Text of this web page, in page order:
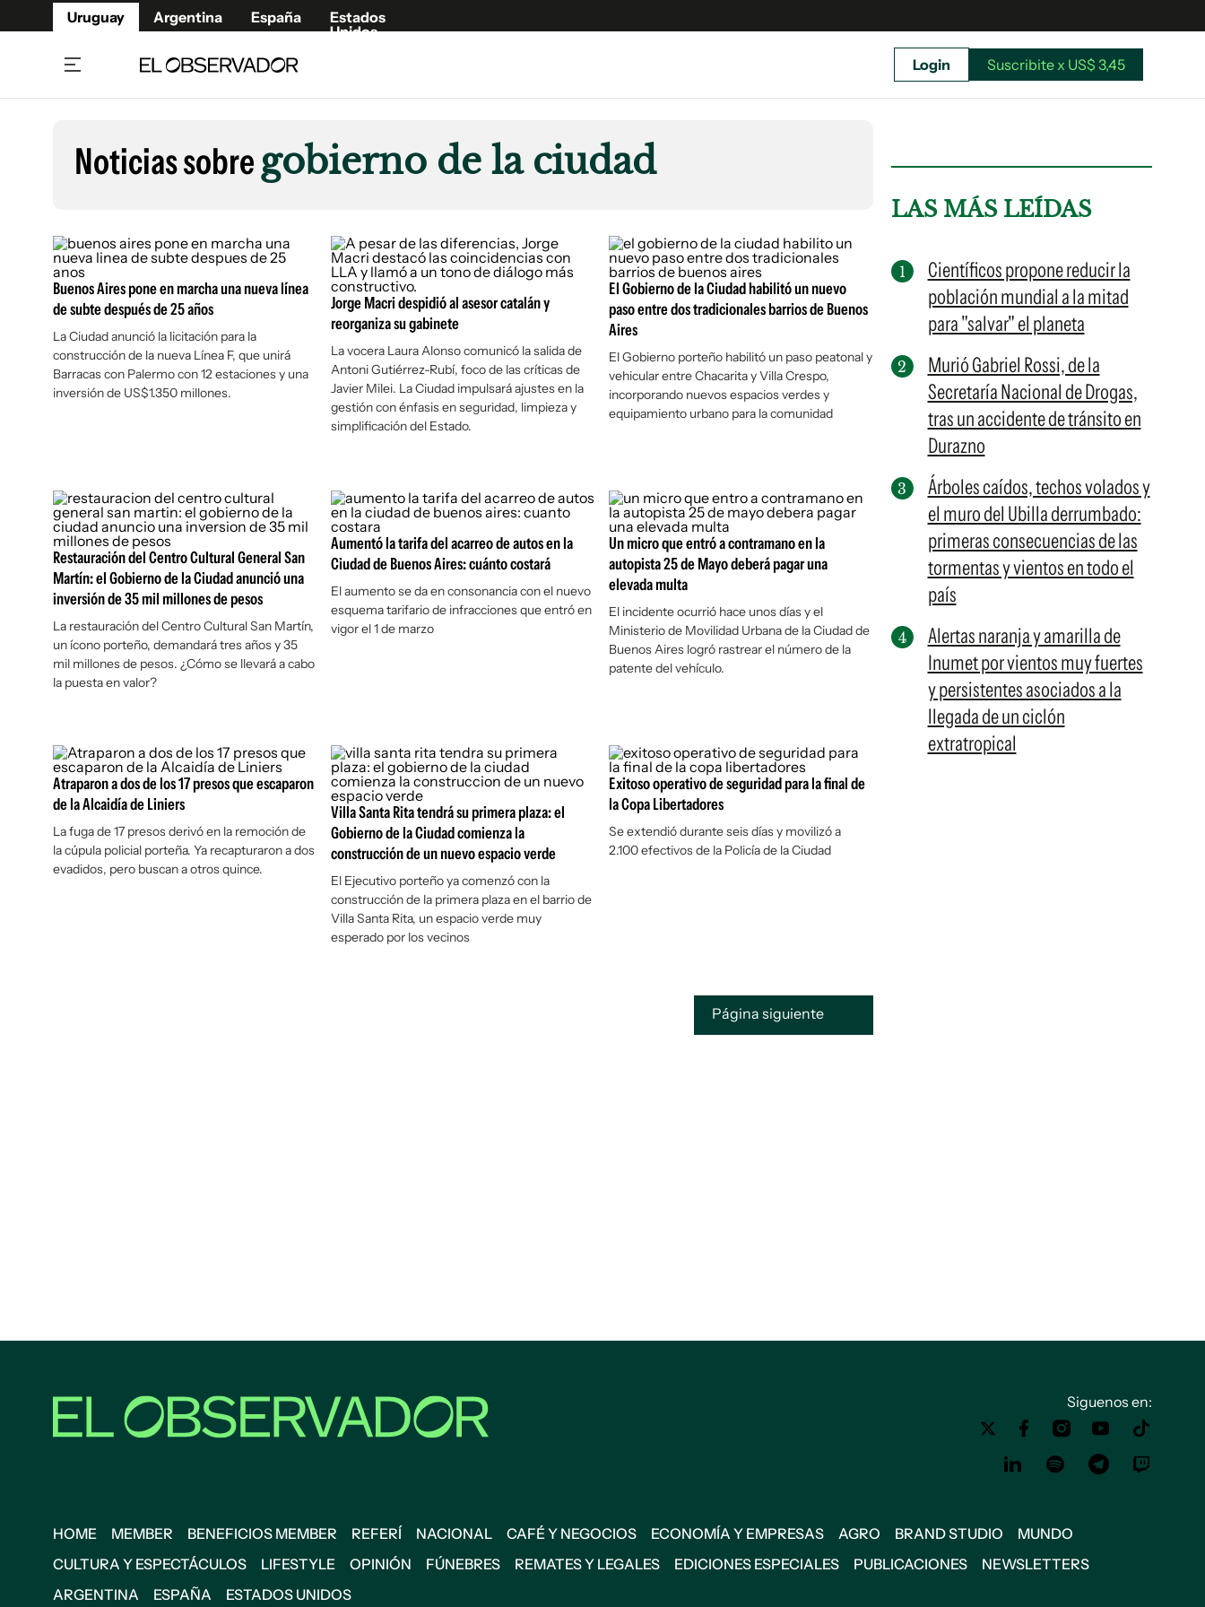
Uruguay Argentina España
Estados
Unidos
Beneficios Member
Café y Negocios
Economía y Empresas
Agro
Brand Studio
Mundo
Cultura y Espectáculos
Fúnebres
Publicaciones
Newsletters
Argentina
España
Estados Unidos
Suscribite x US$ 3,45
Login Suscribite x US$ 3,45
Noticias sobregobierno de la ciudad
Buenos Aires pone en marcha una nueva línea
de subte después de 25 años
La Ciudad anunció la licitación para la
construcción de la nueva Línea F, que unirá
Barracas con Palermo con 12 estaciones y una
inversión de US$1.350 millones.
Jorge Macri despidió al asesor catalán y
reorganiza su gabinete
La vocera Laura Alonso comunicó la salida de
Antoni Gutiérrez-Rubí, foco de las críticas de
Javier Milei. La Ciudad impulsará ajustes en la
gestión con énfasis en seguridad, limpieza y
simplificación del Estado.
El Gobierno de la Ciudad habilitó un nuevo
paso entre dos tradicionales barrios de Buenos
Aires
El Gobierno porteño habilitó un paso peatonal y
vehicular entre Chacarita y Villa Crespo,
incorporando nuevos espacios verdes y
equipamiento urbano para la comunidad
Restauración del Centro Cultural General San
Martín: el Gobierno de la Ciudad anunció una
inversión de 35 mil millones de pesos
La restauración del Centro Cultural San Martín,
un ícono porteño, demandará tres años y 35
mil millones de pesos. ¿Cómo se llevará a cabo
la puesta en valor?
Aumentó la tarifa del acarreo de autos en la
Ciudad de Buenos Aires: cuánto costará
El aumento se da en consonancia con el nuevo
esquema tarifario de infracciones que entró en
vigor el 1 de marzo
Un micro que entró a contramano en la
autopista 25 de Mayo deberá pagar una
elevada multa
El incidente ocurrió hace unos días y el
Ministerio de Movilidad Urbana de la Ciudad de
Buenos Aires logró rastrear el número de la
patente del vehículo.
Atraparon a dos de los 17 presos que escaparon
de la Alcaidía de Liniers
La fuga de 17 presos derivó en la remoción de
la cúpula policial porteña. Ya recapturaron a dos
evadidos, pero buscan a otros quince.
Villa Santa Rita tendrá su primera plaza: el
Gobierno de la Ciudad comienza la
construcción de un nuevo espacio verde
El Ejecutivo porteño ya comenzó con la
construcción de la primera plaza en el barrio de
Villa Santa Rita, un espacio verde muy
esperado por los vecinos
Exitoso operativo de seguridad para la final de
la Copa Libertadores
Se extendió durante seis días y movilizó a
2.100 efectivos de la Policía de la Ciudad
Página siguiente
LAS MÁS LEÍDAS
Científicos propone reducir la
población mundial a la mitad
para "salvar" el planeta
Murió Gabriel Rossi, de la
Secretaría Nacional de Drogas,
tras un accidente de tránsito en
Durazno
Árboles caídos, techos volados y
el muro del Ubilla derrumbado:
primeras consecuencias de las
tormentas y vientos en todo el
país
Alertas naranja y amarilla de
Inumet por vientos muy fuertes
y persistentes asociados a la
llegada de un ciclón
extratropical
Siguenos en:
HOME MEMBER BENEFICIOS MEMBER REFERÍ NACIONAL CAFÉ Y NEGOCIOS ECONOMÍA Y EMPRESAS AGRO BRAND STUDIO
MUNDO
CULTURA Y ESPECTÁCULOS
LIFESTYLE OPINIÓN FÚNEBRES REMATES Y LEGALES EDICIONES ESPECIALES PUBLICACIONES
NEWSLETTERS
ARGENTINA
ESPAÑA ESTADOS UNIDOS